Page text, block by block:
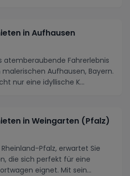
in Aufhausen
atemberaubende Fahrerlebnis
Aufhausen, Bayern.
nur eine idyllische K...
in Weingarten (Pfalz)
Pfalz, erwartet Sie
die sich perfekt für eine
eignet. Mit sein...